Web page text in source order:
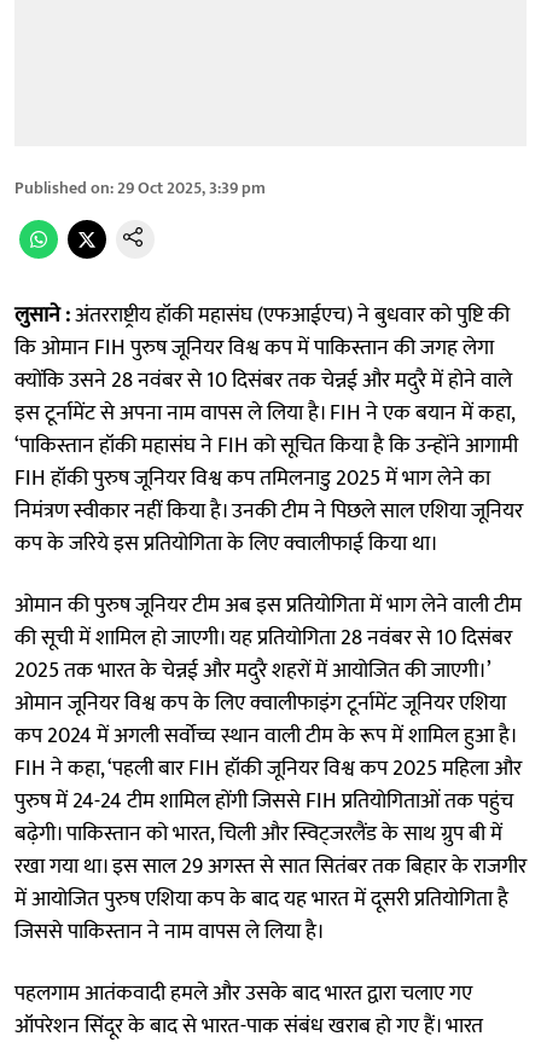
Published on:29 Oct 2025, 3:39 pm
लुसाने :अंतरराष्ट्रीय हॉकी महासंघ (एफआईएच) ने बुधवार को पुष्टि की
कि ओमान FIH पुरुष जूनियर विश्व कप में पाकिस्तान की जगह लेगा
क्योंकि उसने 28 नवंबर से 10 दिसंबर तक चेन्नई और मदुरै में होने वाले
इस टूर्नामेंट से अपना नाम वापस ले लिया है। FIH ने एक बयान में कहा,
‘पाकिस्तान हॉकी महासंघ ने FIH को सूचित किया है कि उन्होंने आगामी
FIH हॉकी पुरुष जूनियर विश्व कप तमिलनाडु 2025 में भाग लेने का
निमंत्रण स्वीकार नहीं किया है। उनकी टीम ने पिछले साल एशिया जूनियर
कप के जरिये इस प्रतियोगिता के लिए क्वालीफाई किया था।
ओमान की पुरुष जूनियर टीम अब इस प्रतियोगिता में भाग लेने वाली टीम
की सूची में शामिल हो जाएगी। यह प्रतियोगिता 28 नवंबर से 10 दिसंबर
2025 तक भारत के चेन्नई और मदुरै शहरों में आयोजित की जाएगी।’
ओमान जूनियर विश्व कप के लिए क्वालीफाइंग टूर्नामेंट जूनियर एशिया
कप 2024 में अगली सर्वोच्च स्थान वाली टीम के रूप में शामिल हुआ है।
FIH ने कहा, ‘पहली बार FIH हॉकी जूनियर विश्व कप 2025 महिला और
पुरुष में 24-24 टीम शामिल होंगी जिससे FIH प्रतियोगिताओं तक पहुंच
बढ़ेगी। पाकिस्तान को भारत, चिली और स्विट्जरलैंड के साथ ग्रुप बी में
रखा गया था। इस साल 29 अगस्त से सात सितंबर तक बिहार के राजगीर
में आयोजित पुरुष एशिया कप के बाद यह भारत में दूसरी प्रतियोगिता है
जिससे पाकिस्तान ने नाम वापस ले लिया है।
पहलगाम आतंकवादी हमले और उसके बाद भारत द्वारा चलाए गए
ऑपरेशन सिंदूर के बाद से भारत-पाक संबंध खराब हो गए हैं। भारत